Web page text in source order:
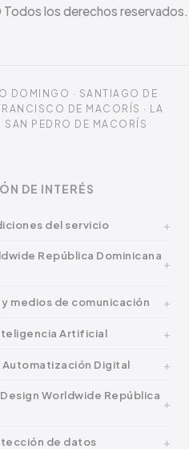
los derechos reservados.
DOMINGO · SANTIAGO DE
DE MACORÍS · LA
SAN PEDRO DE MACORÍS
DE INTERÉS
del servicio
República Dominicana
medios de comunicación
Artificial
Automatización Digital
Worldwide República
de datos